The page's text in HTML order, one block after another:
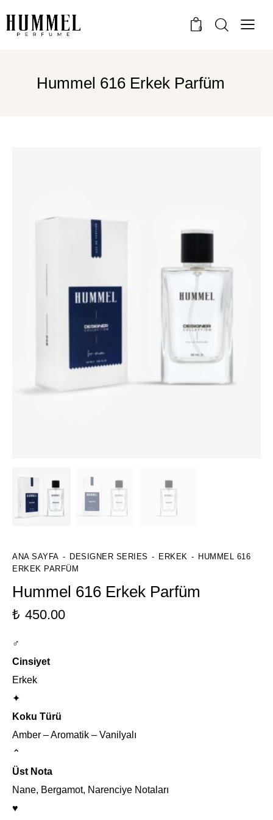
0
Hummel 616 Erkek Parfüm
ANA SAYFA DESIGNER SERIES ERKEK
HUMMEL 616
ERKEK PARFÜM
Hummel 616 Erkek Parfüm
₺ 450.00
♂
Cinsiyet
Erkek
✦
Koku Türü
Amber – Aromatik – Vanilyalı
⌃
Üst Nota
Nane, Bergamot, Narenciye Notaları
♥